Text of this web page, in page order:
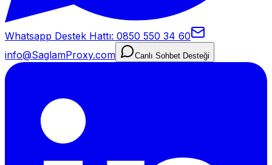
Whatsapp Destek Hattı: 0850 550 34 60
info@SaglamProxy.com
Canlı Sohbet Desteği